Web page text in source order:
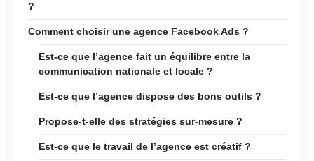
?
Comment choisir une agence Facebook Ads ?
Est-ce que l’agence fait un équilibre entre la
communication nationale et locale ?
Est-ce que l’agence dispose des bons outils ?
Propose-t-elle des stratégies sur-mesure ?
Est-ce que le travail de l’agence est créatif ?